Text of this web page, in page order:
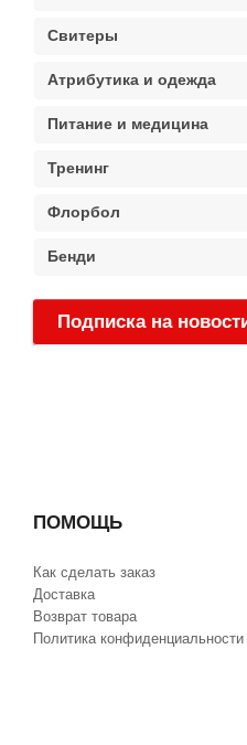
Свитеры
Атрибутика и одежда
Питание и медицина
Тренинг
Флорбол
Бенди
Подписка на
ПОМОЩЬ
Как сделать заказ
Доставка
Возврат товара
Политика конфиденциальности